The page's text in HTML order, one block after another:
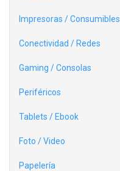
Impresoras / Consumibles
Conectividad / Redes
Gaming / Consolas
Periféricos
Tablets / Ebook
Foto / Video
Papelería